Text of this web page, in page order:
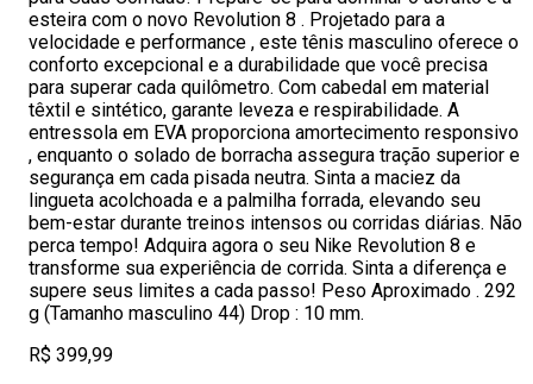
esteira com o novo Revolution 8 . Projetado para a
velocidade e performance , este tênis masculino oferece o
conforto excepcional e a durabilidade que você precisa
para superar cada quilômetro. Com cabedal em material
têxtil e sintético, garante leveza e respirabilidade. A
entressola em EVA proporciona amortecimento responsivo
, enquanto o solado de borracha assegura tração superior e
segurança em cada pisada neutra. Sinta a maciez da
lingueta acolchoada e a palmilha forrada, elevando seu
bem-estar durante treinos intensos ou corridas diárias. Não
perca tempo! Adquira agora o seu Nike Revolution 8 e
transforme sua experiência de corrida. Sinta a diferença e
supere seus limites a cada passo! Peso Aproximado . 292
g (Tamanho masculino 44) Drop : 10 mm.
R$ 399,99